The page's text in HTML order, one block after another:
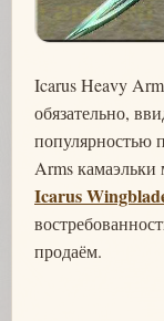
Icarus Heavy
обязательно,
популярностью
Arms камаэльки
Icarus
продаём.